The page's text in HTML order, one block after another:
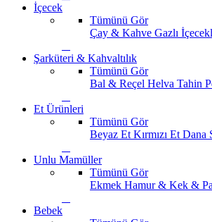
İçecek
Tümünü Gör
Çay & Kahve Gazlı
Şarküteri & Kahvaltılık
Tümünü Gör
Bal & Reçel Helva Tahin
Et Ürünleri
Tümünü Gör
Beyaz Et Kırmızı Et Dana
Unlu Mamüller
Tümünü Gör
Ekmek Hamur & Kek &
Bebek